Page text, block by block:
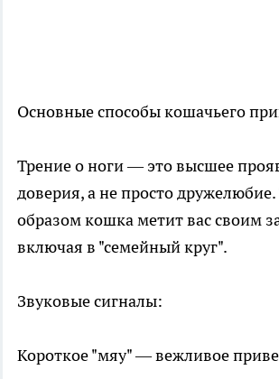
Основные способы кошачьего
Трение о ноги — это высшее
доверия, а не просто
образом кошка метит вас своим
включая в "семейный круг".
Звуковые сигналы:
Короткое "мяу" — вежливое